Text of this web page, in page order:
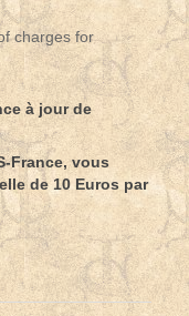
charges for
à jour de
France, vous
de 10 Euros par